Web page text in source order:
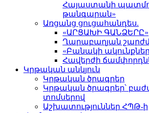
Հայաստանի
թանգարան»
Առցանց ցուցահանդես.
«ԱՐՑԱԽԻ ԳԱՆՁԵՐԸ»
Ղարաբաղյան
«Բանակի
Հավերժի
Կրթական անկյուն
Կրթական ծրագրեր
Կրթական ծրագրեր՝
տոմսերով
Աշխատություններ ՀՊԹ-ի